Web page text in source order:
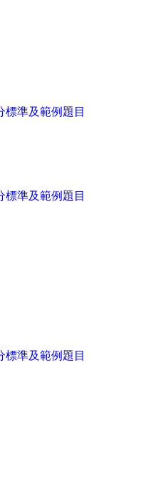
標準及範例題目
標準及範例題目
標準及範例題目